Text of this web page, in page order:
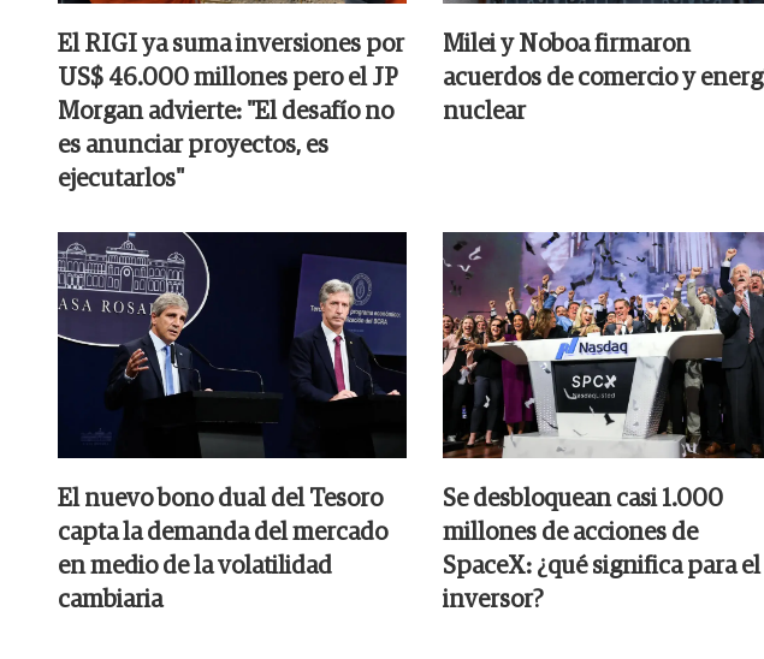
El RIGI ya suma inversiones por
US$ 46.000 millones pero el JP
Morgan advierte: "El desafío no
es anunciar proyectos, es
ejecutarlos"
Milei y Noboa firmaron
acuerdos de comercio y
nuclear
El nuevo bono dual del Tesoro
capta la demanda del mercado
en medio de la volatilidad
cambiaria
Se desbloquean casi 1.000
millones de acciones de
SpaceX: ¿qué significa para el
inversor?